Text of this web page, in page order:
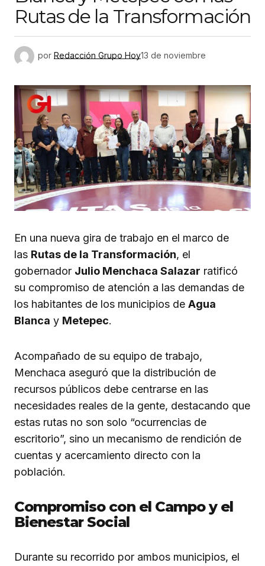
Rutas de la Transformación
por Redacción Grupo Hoy13 de noviembre
En una nueva gira de trabajo en el marco de
las Rutas de la Transformación, el
gobernador Julio Menchaca Salazar ratificó
su compromiso de atención a las demandas de
los habitantes de los municipios de Agua
Blanca y Metepec.
Acompañado de su equipo de trabajo,
Menchaca aseguró que la distribución de
recursos públicos debe centrarse en las
necesidades reales de la gente, destacando que
estas rutas no son solo “ocurrencias de
escritorio”, sino un mecanismo de rendición de
cuentas y acercamiento directo con la
población.
Compromiso con el Campo y el
Bienestar Social
Durante su recorrido por ambos municipios, el